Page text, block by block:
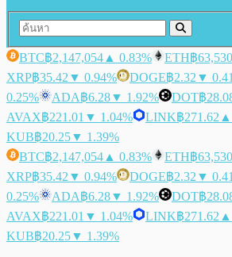
BTC฿2,147,054 ▲ 0.83% ETH฿
XRP฿35.42 ▼ 0.94% DOGE฿2.32 ▼
0.25%
ADA฿6.28▼ 1.92% DOT฿
AVAX฿221.01 ▼ 1.04% LINK฿271.62 ▲
KUB฿20.25▼ 1.39%
BTC฿2,147,054 ▲ 0.83% ETH฿
XRP฿35.42 ▼ 0.94% DOGE฿2.32 ▼
0.25%
ADA฿6.28▼ 1.92% DOT฿
AVAX฿221.01 ▼ 1.04% LINK฿271.62 ▲
KUB฿20.25▼ 1.39%